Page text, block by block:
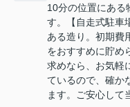
10分の位置にある
す。【自走式駐車
ある造り。初期費
をおすすめに貯め
求めなら、お気軽
ているので、確か
ます。ご安心して